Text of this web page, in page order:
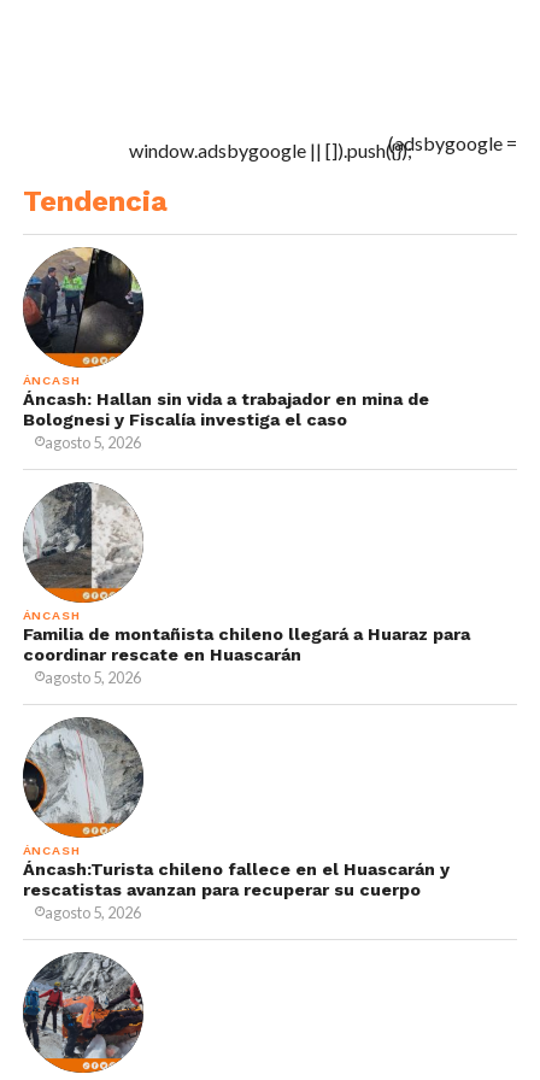
(adsbygoogle =
window.adsbygoogle || []).push({});
Tendencia
ÁNCASH
Áncash: Hallan sin vida a trabajador en mina de
Bolognesi y Fiscalía investiga el caso
agosto 5, 2026
ÁNCASH
Familia de montañista chileno llegará a Huaraz para
coordinar rescate en Huascarán
agosto 5, 2026
ÁNCASH
Áncash:Turista chileno fallece en el Huascarán y
rescatistas avanzan para recuperar su cuerpo
agosto 5, 2026